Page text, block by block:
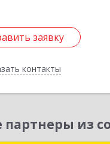
заявку
контакты
заявку
Назад
из